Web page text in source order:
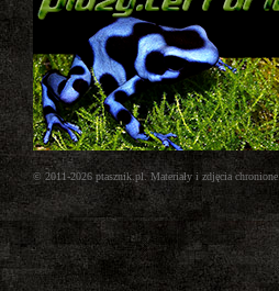
© 2011-2026 ptasznik.pl. Materiały i zdjęcia